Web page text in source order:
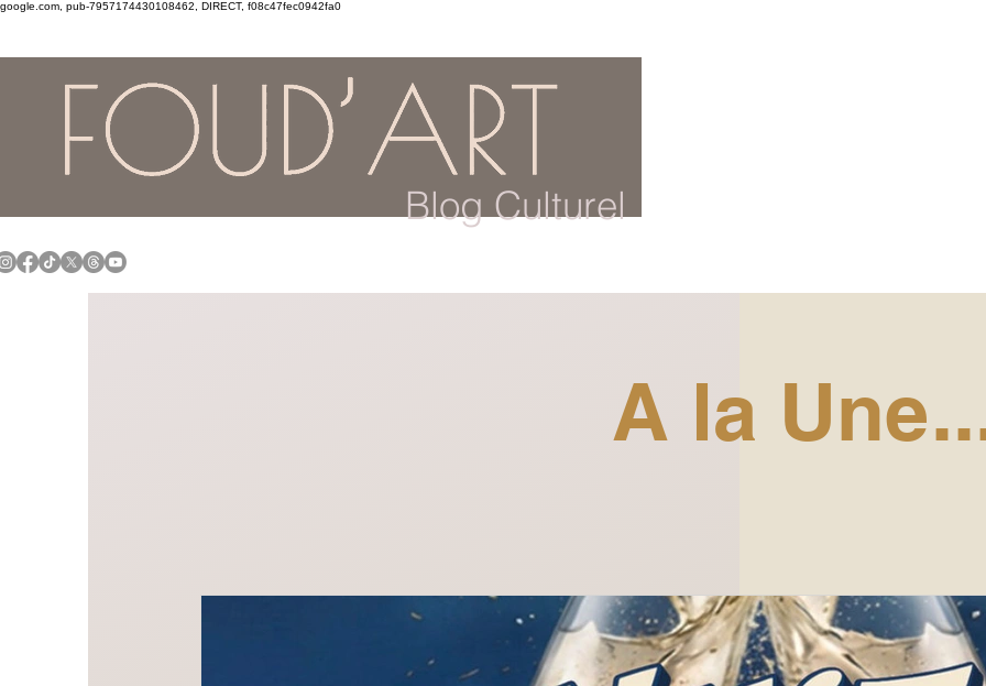
google.com, pub-7957174430108462, DIRECT, f08c47fec0942fa0
Blog Culturel
A la